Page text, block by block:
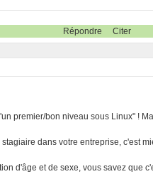
Répondre Citer
premier/bon niveau sous Linux" !
dans votre entreprise, c'est
d'âge et de sexe, vous savez que